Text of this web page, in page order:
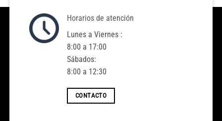
Horarios de atención
Lunes a Viernes :
8:00 a 17:00
Sábados:
8:00 a 12:30
CONTACTO